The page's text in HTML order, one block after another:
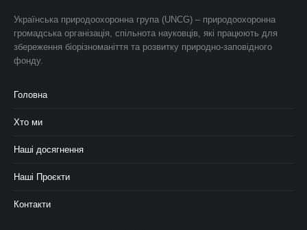
Українська природоохоронна група (UNCG) – природоохоронна
громадська організація, спільнота науковців, які працюють для
збереження біорізноманіття та розвитку природно-заповідного
фонду.
Головна
Хто ми
Наші досягнення
Наші Проєкти
Контакти